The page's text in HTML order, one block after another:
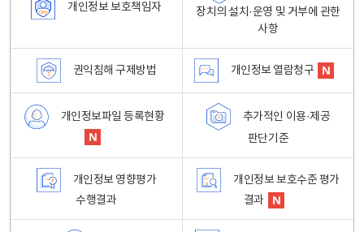
개인정보 보호책임자
장치의 설치·운영 및 거부에 관한
사항
권익침해 구제방법 개인정보 열람청구
개인정보파일 등록현황
추가적인 이용·제공
판단기준
개인정보 영향평가
수행결과
개인정보 보호수준 평가
결과